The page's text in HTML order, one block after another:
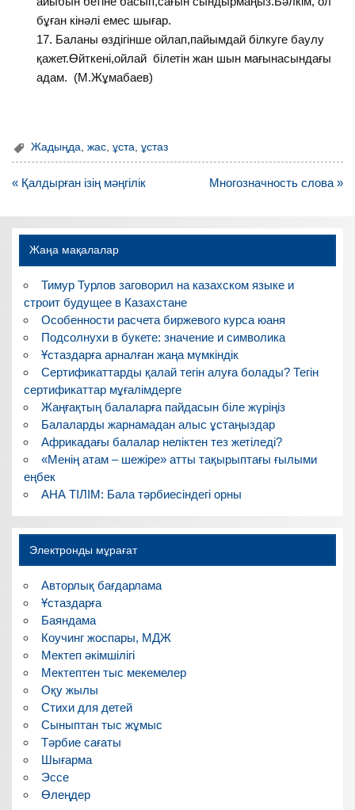
бұған кінәлі емес шығар.
Баланы өздігінше ойлап,пайымдай білкуге баулу
қажет.Өйткені,ойлай білетін жан шын мағынасындағы
адам. (М.Жұмабаев)
Жадыңда,жас,ұста,ұстаз
Навигация
записям
« Қалдырған ізің мәңгілік Многозначность слова »
Жаңа мақалалар
Тимур Турлов заговорил на казахском языке и
строит будущее в Казахстане
Особенности расчета биржевого курса юаня
Подсолнухи в букете: значение и символика
Ұстаздарға арналған жаңа мүмкіндік
Сертификаттарды қалай тегін алуға болады? Тегін
сертификаттар мұғалімдерге
Жаңғақтың балаларға пайдасын біле жүріңіз
Балаларды жарнамадан алыс ұстаңыздар
Африкадағы балалар неліктен тез жетіледі?
«Менің атам – шежіре» атты тақырыптағы ғылыми
еңбек
АНА ТІЛІМ: Бала тәрбиесіндегі орны
Электронды мұрағат
Авторлық бағдарлама
Ұстаздарға
Баяндама
Коучинг жоспары, МДЖ
Мектеп әкімшілігі
Мектептен тыс мекемелер
Оқу жылы
Стихи для детей
Сыныптан тыс жұмыс
Тәрбие сағаты
Шығарма
Эссе
Өлеңдер